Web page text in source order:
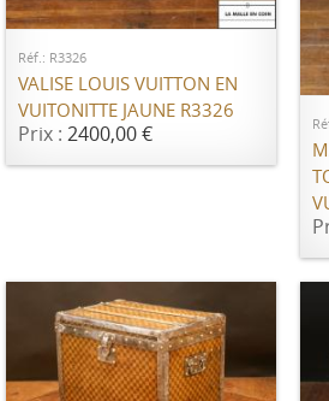
Réf.: R3326
VALISE LOUIS VUITTON EN
VUITONITTE JAUNE R3326
Prix : 2400,00 €